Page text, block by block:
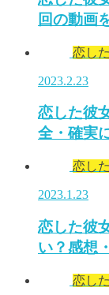
回の動画
恋し
2023.2.23
恋した彼
全・確実
恋し
2023.1.23
恋した彼
い？感想
恋し